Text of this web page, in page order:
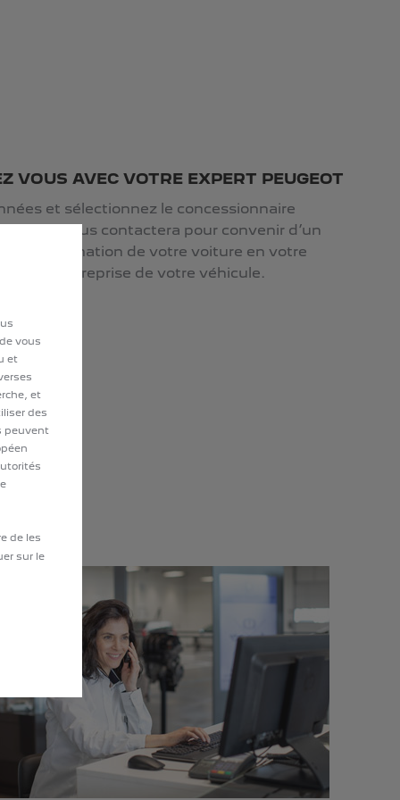
VOUS AVEC VOTRE EXPERT PEUGEOT
et sélectionnez le concessionnaire
ci vous contactera pour convenir d’un
l'estimation de votre voiture en votre
pour la reprise de votre véhicule.
vous
et
et
des
peuvent
de les
sur le